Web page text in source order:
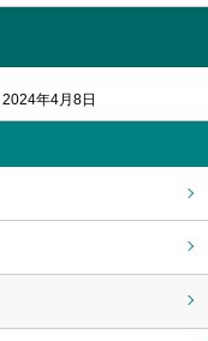
2024年4月8日